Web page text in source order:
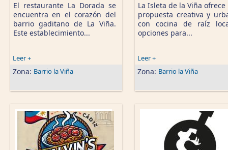
El restaurante La Dorada se
encuentra en el corazón del
barrio gaditano de La Viña.
Este establecimiento...
Leer +
Zona: Barrio la Viña
La Isleta de la Viña ofrece
propuesta creativa y
con cocina de raíz
opciones para...
Leer +
Zona: Barrio la Viña